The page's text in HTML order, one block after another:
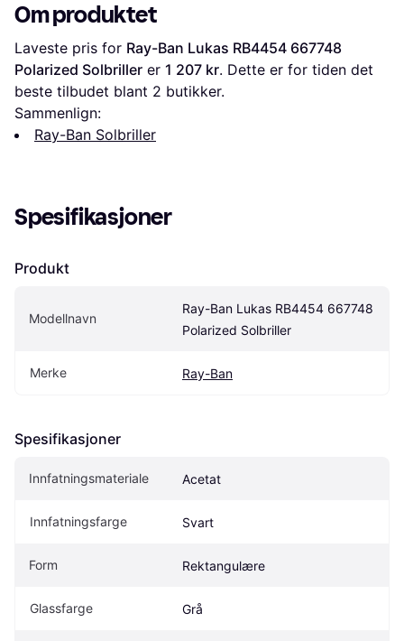
Om produktet
Laveste pris for Ray-Ban Lukas RB4454 667748
Polarized Solbriller er 1 207 kr. Dette er for tiden det
beste tilbudet blant 2 butikker.
Sammenlign:
Ray-Ban Solbriller
Spesifikasjoner
Produkt
Modellnavn
Ray-Ban Lukas RB4454 667748
Polarized Solbriller
Merke Ray-Ban
Spesifikasjoner
Innfatningsmateriale Acetat
Innfatningsfarge Svart
Form Rektangulære
Glassfarge Grå